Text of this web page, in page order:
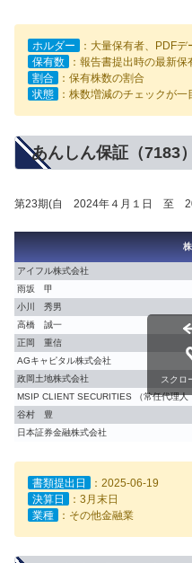
ホルダー
：大量保有者、PDFデ
保有数
：報告書提出時の最新保
割合
：保有株数の割合
状態
：株数増減のチェックが一
あんしん保証（7183
第23期(自 2024年４月１日 至
アイフル株式会社
雨坂 甲
小川 秀男
高橋 誠一
正岡 重信
AGキャピタル株式会社
政岡土地株式会社
MSIP CLIENT SECURITIES （常任代理
谷村 豊
日本証券金融株式会社
スクロ
書類提出日
：2025-06-19
決算日
：3月末日
業種
：その他金融業